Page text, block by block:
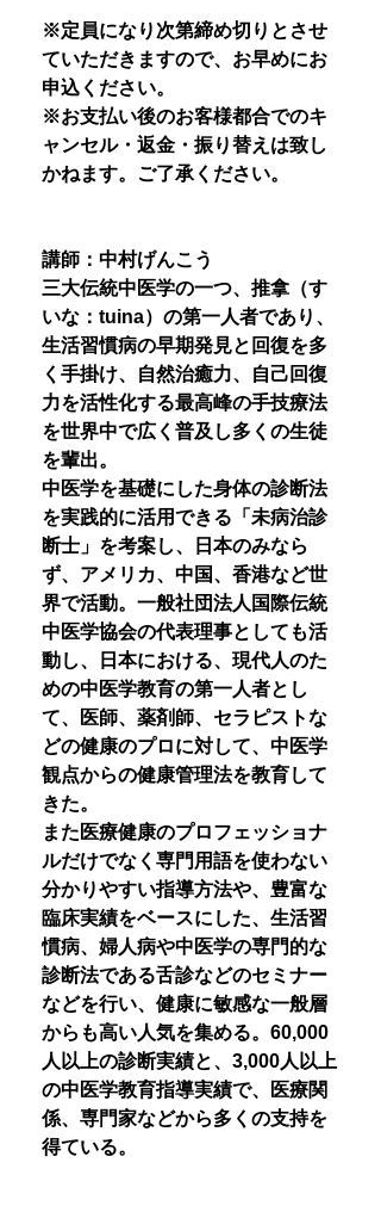
※定員になり次第締め切りとさせ
ていただきますので、お早めにお
申込ください。
※お支払い後のお客様都合でのキ
ャンセル・返金・振り替えは致し
かねます。ご了承ください。
講師：中村げんこう
三大伝統中医学の一つ、推拿（す
いな：tuina）の第一人者であり、
生活習慣病の早期発見と回復を多
く手掛け、自然治癒力、自己回復
力を活性化する最高峰の手技療法
を世界中で広く普及し多くの生徒
を輩出。
中医学を基礎にした身体の診断法
を実践的に活用できる「未病治診
断士」を考案し、日本のみなら
ず、アメリカ、中国、香港など世
界で活動。一般社団法人国際伝統
中医学協会の代表理事としても活
動し、日本における、現代人のた
めの中医学教育の第一人者とし
て、医師、薬剤師、セラピストな
どの健康のプロに対して、中医学
観点からの健康管理法を教育して
きた。
また医療健康のプロフェッショナ
ルだけでなく専門用語を使わない
分かりやすい指導方法や、豊富な
臨床実績をベースにした、生活習
慣病、婦人病や中医学の専門的な
診断法である舌診などのセミナー
などを行い、健康に敏感な一般層
からも高い人気を集める。60,000
人以上の診断実績と、3,000人以上
の中医学教育指導実績で、医療関
係、専門家などから多くの支持を
得ている。